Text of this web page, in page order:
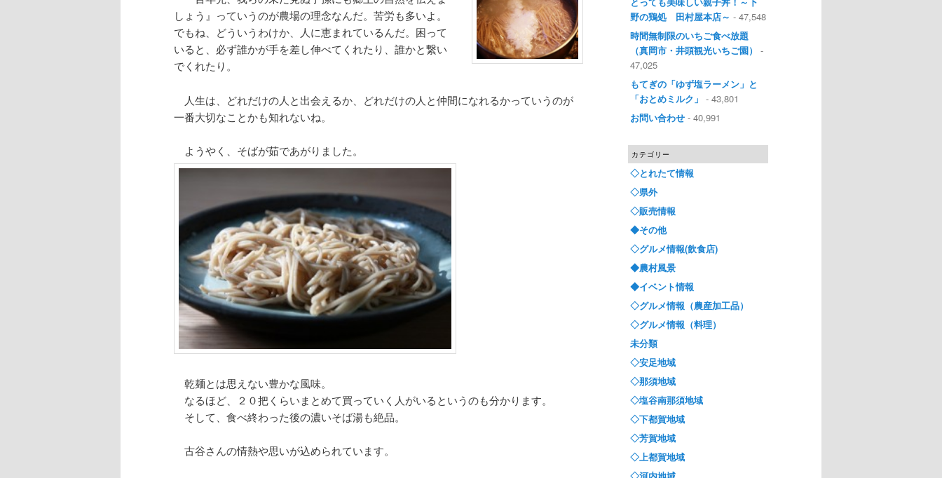
しょう』っていうのが農場の理念なんだ。苦労も多いよ。
でもね、どういうわけか、人に恵まれているんだ。困って
いると、必ず誰かが手を差し伸べてくれたり、誰かと繋い
でくれたり。
人生は、どれだけの人と出会えるか、どれだけの人と仲間になれるかっていうのが
一番大切なことかも知れないね。
ようやく、そばが茹であがりました。
乾麺とは思えない豊かな風味。
なるほど、２０把くらいまとめて買っていく人がいるというのも分かります。
そして、食べ終わった後の濃いそば湯も絶品。
古谷さんの情熱や思いが込められています。
野の鶏処 田村屋本店～ - 47,548
時間無制限のいちご食べ放題
（真岡市・井頭観光いちご園）
-
47,025
もてぎの「ゆず塩ラーメン」と
「おとめミルク」 - 43,801
お問い合わせ - 40,991
カテゴリー
◇とれたて情報
◇県外
◇販売情報
◆その他
◇グルメ情報(飲食店)
◆農村風景
◆イベント情報
◇グルメ情報（農産加工品）
◇グルメ情報（料理）
未分類
◇安足地域
◇那須地域
◇塩谷南那須地域
◇下都賀地域
◇芳賀地域
◇上都賀地域